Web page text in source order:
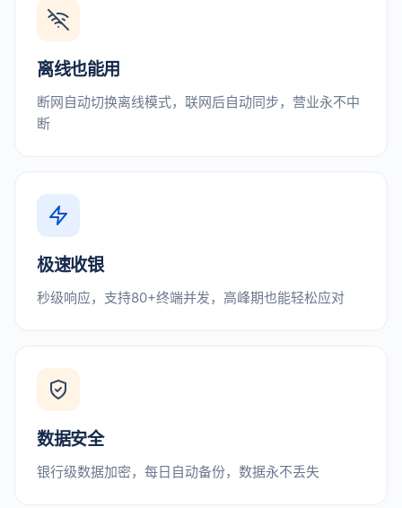
离线也能用
断网自动切换离线模式，联网后自动同步，营业永不中
断
极速收银
秒级响应，支持80+终端并发，高峰期也能轻松应对
数据安全
银行级数据加密，每日自动备份，数据永不丢失